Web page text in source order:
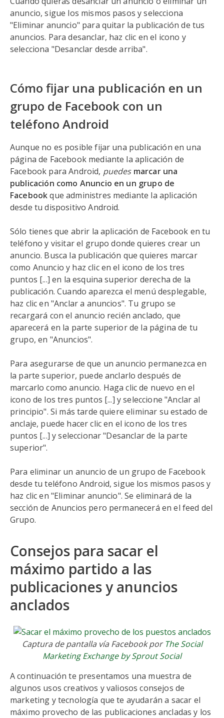
anuncio, sigue los mismos pasos y selecciona
"Eliminar anuncio" para quitar la publicación de tus
anuncios. Para desanclar, haz clic en el icono y
selecciona "Desanclar desde arriba".
Cómo fijar una publicación en un
grupo de Facebook con un
teléfono Android
Aunque no es posible fijar una publicación en una
página de Facebook mediante la aplicación de
Facebook para Android, puedes marcar una
publicación como Anuncio en un grupo de
Facebookque administres mediante la aplicación
desde tu dispositivo Android.
Sólo tienes que abrir la aplicación de Facebook en tu
teléfono y visitar el grupo donde quieres crear un
anuncio. Busca la publicación que quieres marcar
como Anuncio y haz clic en el icono de los tres
puntos [...] en la esquina superior derecha de la
publicación. Cuando aparezca el menú desplegable,
haz clic en "Anclar a anuncios". Tu grupo se
recargará con el anuncio recién anclado, que
aparecerá en la parte superior de la página de tu
grupo, en "Anuncios".
Para asegurarse de que un anuncio permanezca en
la parte superior, puede anclarlo después de
marcarlo como anuncio. Haga clic de nuevo en el
icono de los tres puntos [...] y seleccione "Anclar al
principio". Si más tarde quiere eliminar su estado de
anclaje, puede hacer clic en el icono de los tres
puntos [...] y seleccionar "Desanclar de la parte
superior".
Para eliminar un anuncio de un grupo de Facebook
desde tu teléfono Android, sigue los mismos pasos y
haz clic en "Eliminar anuncio". Se eliminará de la
sección de Anuncios pero permanecerá en el feed del
Grupo.
Consejos para sacar el
máximo partido a las
publicaciones y anuncios
anclados
Captura de pantalla vía Facebook porThe Social
Marketing Exchange by Sprout Social
A continuación te presentamos una muestra de
algunos usos creativos y valiosos consejos de
marketing y tecnología que te ayudarán a sacar el
máximo provecho de las publicaciones ancladas y los